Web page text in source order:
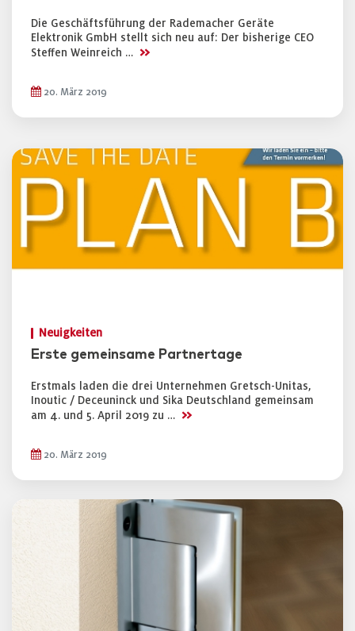
Die Geschäftsführung der Rademacher Geräte
Elektronik GmbH stellt sich neu auf: Der bisherige CEO
Steffen Weinreich … >>
20. März 2019
Neuigkeiten
Erste gemeinsame Partnertage
Erstmals laden die drei Unternehmen Gretsch-Unitas,
Inoutic / Deceuninck und Sika Deutschland gemeinsam
am 4. und 5. April 2019 zu … >>
20. März 2019